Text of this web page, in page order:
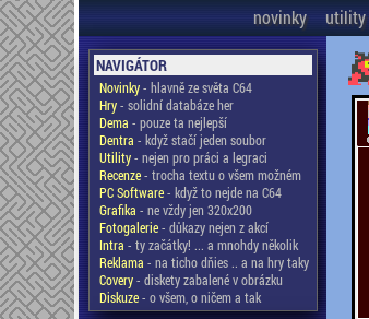
novinky utility
NAVIGÁTOR
Novinky- hlavně ze světa C64
Hry- solidní databáze her
Dema - pouze ta nejlepší
Dentra - když stačí jeden soubor
Utility- nejen pro práci a legraci
Recenze- trocha textu o všem možném
PC Software- když to nejde na C64
Grafika - ne vždy jen 320x200
Fotogalerie- důkazy nejen z akcí
Intra - ty začátky! ... a mnohdy několik
Reklama - na ticho dňies .. a na hry taky
Covery- diskety zabalené v obrázku
Diskuze- o všem, o ničem a tak